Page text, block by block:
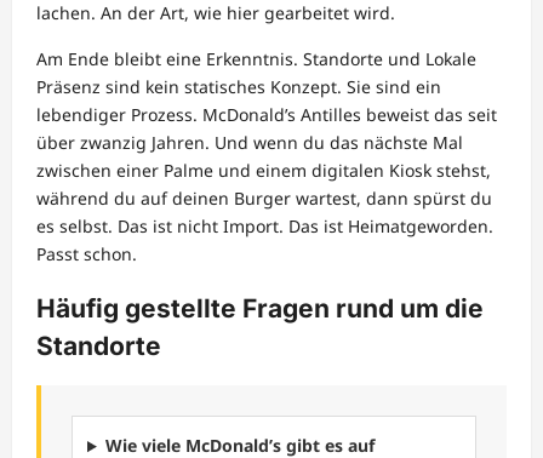
lachen. An der Art, wie hier gearbeitet wird.
Am Ende bleibt eine Erkenntnis. Standorte und Lokale
Präsenz sind kein statisches Konzept. Sie sind ein
lebendiger Prozess. McDonald’s Antilles beweist das seit
über zwanzig Jahren. Und wenn du das nächste Mal
zwischen einer Palme und einem digitalen Kiosk stehst,
während du auf deinen Burger wartest, dann spürst du
es selbst. Das ist nicht Import. Das ist Heimatgeworden.
Passt schon.
Häufig gestellte Fragen rund um die
Standorte
Wie viele McDonald’s gibt es auf